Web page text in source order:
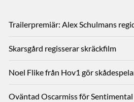
Trailerpremiär: Alex Schulmans
Skarsgård regisserar skräckfilm
Noel Flike från Hov1 gör
Oväntad Oscarmiss för